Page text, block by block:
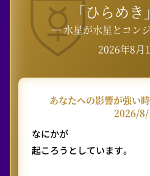
「ひらめ
― 水星が水星とコン
2026年8月
あなたへの影響が強い
2026/
なにかが
起ころうとしています。